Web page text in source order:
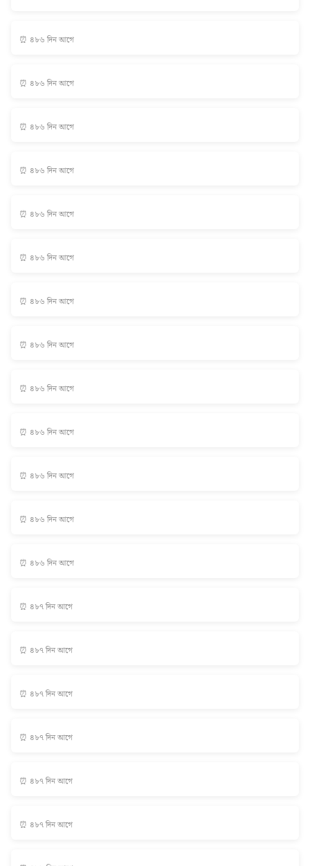
⏰ ৪৮৬ দিন আগে
⏰ ৪৮৬ দিন আগে
⏰ ৪৮৬ দিন আগে
⏰ ৪৮৬ দিন আগে
⏰ ৪৮৬ দিন আগে
⏰ ৪৮৬ দিন আগে
⏰ ৪৮৬ দিন আগে
⏰ ৪৮৬ দিন আগে
⏰ ৪৮৬ দিন আগে
⏰ ৪৮৬ দিন আগে
⏰ ৪৮৬ দিন আগে
⏰ ৪৮৬ দিন আগে
⏰ ৪৮৬ দিন আগে
⏰ ৪৮৭ দিন আগে
⏰ ৪৮৭ দিন আগে
⏰ ৪৮৭ দিন আগে
⏰ ৪৮৭ দিন আগে
⏰ ৪৮৭ দিন আগে
⏰ ৪৮৭ দিন আগে